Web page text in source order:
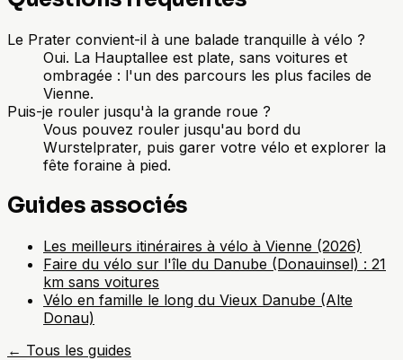
Le Prater convient-il à une balade tranquille à vélo ?
Oui. La Hauptallee est plate, sans voitures et
ombragée : l'un des parcours les plus faciles de
Vienne.
Puis-je rouler jusqu'à la grande roue ?
Vous pouvez rouler jusqu'au bord du
Wurstelprater, puis garer votre vélo et explorer la
fête foraine à pied.
Guides associés
Les meilleurs itinéraires à vélo à Vienne (2026)
Faire du vélo sur l'île du Danube (Donauinsel) : 21
km sans voitures
Vélo en famille le long du Vieux Danube (Alte
Donau)
← Tous les guides